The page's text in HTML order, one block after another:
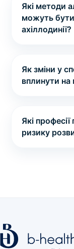
Які методи
можуть бути
ахіллодинії?
Як зміни у
вплинути на
Які
ризику